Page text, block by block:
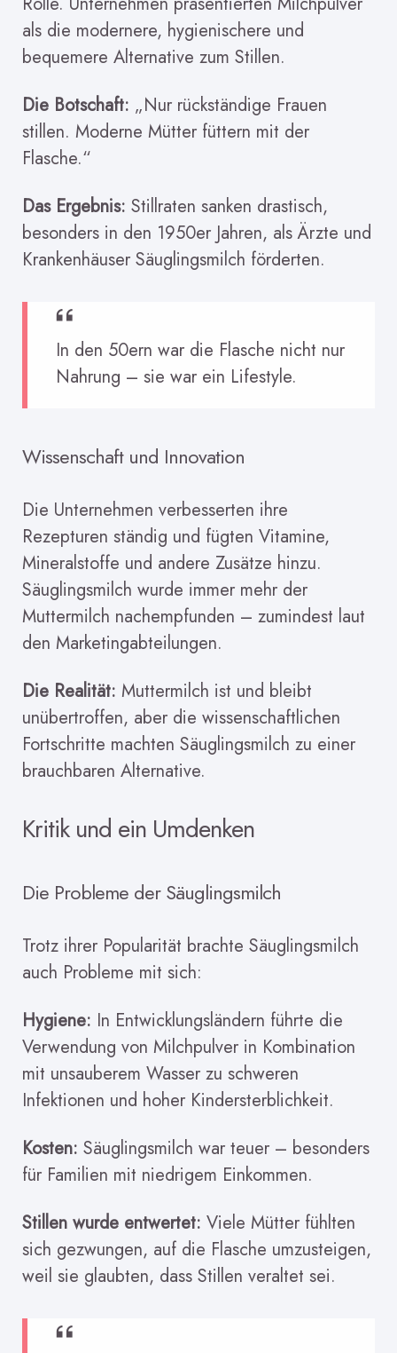
als die modernere, hygienischere und
bequemere Alternative zum Stillen.
Die Botschaft: „Nur rückständige Frauen
stillen. Moderne Mütter füttern mit der
Flasche.“
Das Ergebnis: Stillraten sanken drastisch,
besonders in den 1950er Jahren, als Ärzte und
Krankenhäuser Säuglingsmilch förderten.
In den 50ern war die Flasche nicht nur
Nahrung – sie war ein Lifestyle.
Wissenschaft und Innovation
Die Unternehmen verbesserten ihre
Rezepturen ständig und fügten Vitamine,
Mineralstoffe und andere Zusätze hinzu.
Säuglingsmilch wurde immer mehr der
Muttermilch nachempfunden – zumindest laut
den Marketingabteilungen.
Die Realität: Muttermilch ist und bleibt
unübertroffen, aber die wissenschaftlichen
Fortschritte machten Säuglingsmilch zu einer
brauchbaren Alternative.
Kritik und ein Umdenken
Die Probleme der Säuglingsmilch
Trotz ihrer Popularität brachte Säuglingsmilch
auch Probleme mit sich:
Hygiene: In Entwicklungsländern führte die
Verwendung von Milchpulver in Kombination
mit unsauberem Wasser zu schweren
Infektionen und hoher Kindersterblichkeit.
Kosten: Säuglingsmilch war teuer – besonders
für Familien mit niedrigem Einkommen.
Stillen wurde entwertet: Viele Mütter fühlten
sich gezwungen, auf die Flasche umzusteigen,
weil sie glaubten, dass Stillen veraltet sei.